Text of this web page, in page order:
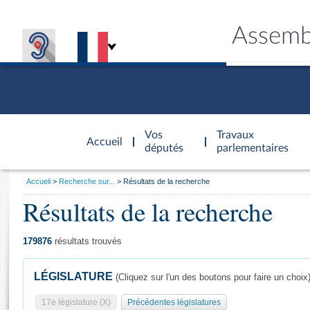
Accueil
d'accueil
Vos
députés
Travaux
parlementaires
Général
Vous
Accueil Recherche sur... Résultats de la recherche
Résultats de la recherche
179876 résultats trouvés
LÉGISLATURE (Cliquez sur l'un des boutons pour faire un choix)
17e législature (X) Précédentes législatures